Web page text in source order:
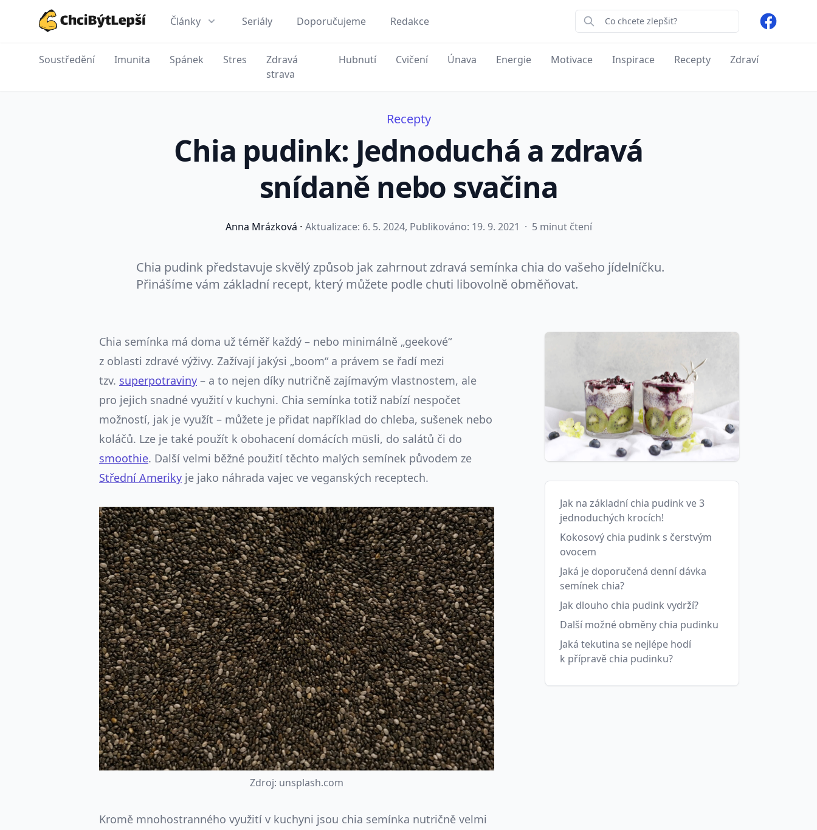
Články Seriály Doporučujeme Redakce Facebook
Soustředění Imunita Spánek Stres
Zdravá
strava
Hubnutí Cvičení Únava Energie Motivace Inspirace Recepty Zdraví
Recepty
Chia pudink: Jednoduchá a zdravá
snídaně nebo svačina
Anna Mrázková · Aktualizace: 6. 5. 2024, Publikováno: 19. 9. 2021 · 5 minut čtení
Chia pudink představuje skvělý způsob jak zahrnout zdravá semínka chia do vašeho jídelníčku.
Přinášíme vám základní recept, který můžete podle chuti libovolně obměňovat.
Chia semínka má doma už téměř každý – nebo minimálně „geekové“
z oblasti zdravé výživy. Zažívají jakýsi „boom“ a právem se řadí mezi
tzv. superpotraviny – a to nejen díky nutričně zajímavým vlastnostem, ale
pro jejich snadné využití v kuchyni. Chia semínka totiž nabízí nespočet
možností, jak je využít – můžete je přidat například do chleba, sušenek nebo
koláčů. Lze je také použít k obohacení domácích müsli, do salátů či do
smoothie. Další velmi běžné použití těchto malých semínek původem ze
Střední Ameriky je jako náhrada vajec ve veganských receptech.
Zdroj: unsplash.com
Kromě mnohostranného využití v kuchyni jsou chia semínka nutričně velmi
Jak na základní chia pudink ve 3
jednoduchých krocích!
Kokosový chia pudink s čerstvým
ovocem
Jaká je doporučená denní dávka
semínek chia?
Jak dlouho chia pudink vydrží?
Další možné obměny chia pudinku
Jaká tekutina se nejlépe hodí
k přípravě chia pudinku?